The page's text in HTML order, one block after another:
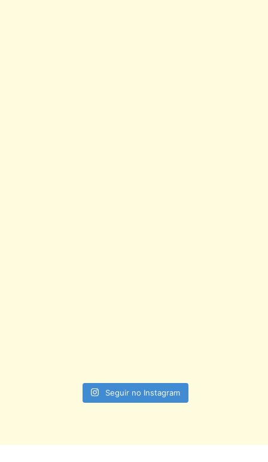
Seguir no Instagram